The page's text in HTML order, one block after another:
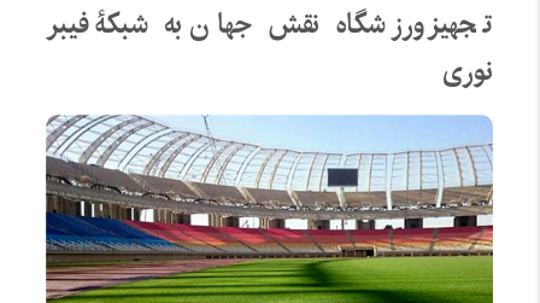
تجهیز ورزشگاه نقش جهان به شبکۀ فیبر
نوری